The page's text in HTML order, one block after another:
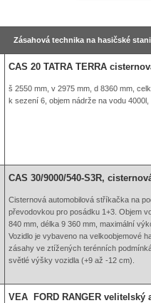
Zásahová technika na hasičské
CAS 20 TATRA TERRA
š 2550 mm, v 2975 mm, d 8360 mm,
k sezení 6, objem nádrže na vodu
CAS 30/9000/540-S3R,
Cisternová automobilová stříkačka na
převodovkou pro posádku 1+3. Objem
840 mm, délka 9 360 mm, maximální
Vozidlo je vybaveno na velkoobjemové
zásahy ve ztížených terénních
světlé výšky vozidla (+9 až -12 cm).
VEA FORD RANGER velitelský